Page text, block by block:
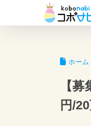
ホーム
【
円/20